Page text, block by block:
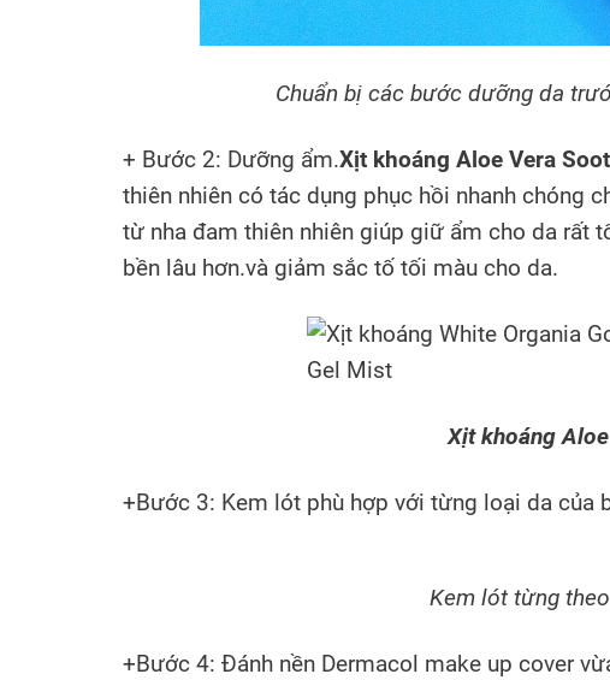
Chuẩn bị các bước dưỡng da
+ Bước 2: Dưỡng ẩm.Xịt khoáng Aloe Vera
thiên nhiên có tác dụng phục hồi nhanh chóng
từ nha đam thiên nhiên giúp giữ ẩm cho da rất
bền lâu hơn.và giảm sắc tố tối màu cho da.
Xịt khoáng
+Bước 3: Kem lót phù hợp với từng loại da của
Kem lót từng
+Bước 4: Đánh nền Dermacol make up cover